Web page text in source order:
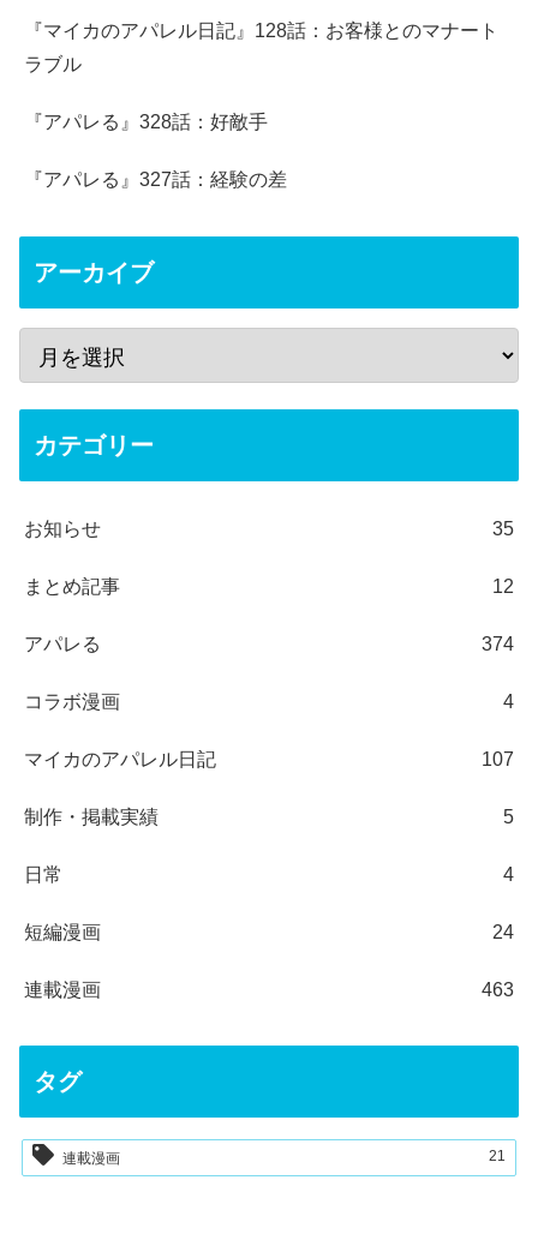
『マイカのアパレル日記』128話：お客様とのマナート
ラブル
『アパレる』328話：好敵手
『アパレる』327話：経験の差
アーカイブ
カテゴリー
お知らせ 35
まとめ記事 12
アパレる 374
コラボ漫画 4
マイカのアパレル日記 107
制作・掲載実績 5
日常 4
短編漫画 24
連載漫画 463
タグ
連載漫画 21